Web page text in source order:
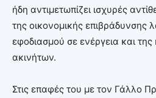
ήδη αντιμετωπίζει ισχυρές
της οικονομικής
εφοδιασμού σε ενέργεια και
ακινήτων.
Στις επαφές του με τον Γάλλο